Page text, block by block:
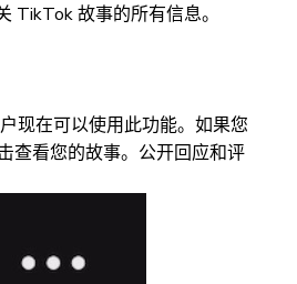
TikTok 故事的所有信息。
现在可以使用此功能。如果您
查看您的故事。公开回应和评